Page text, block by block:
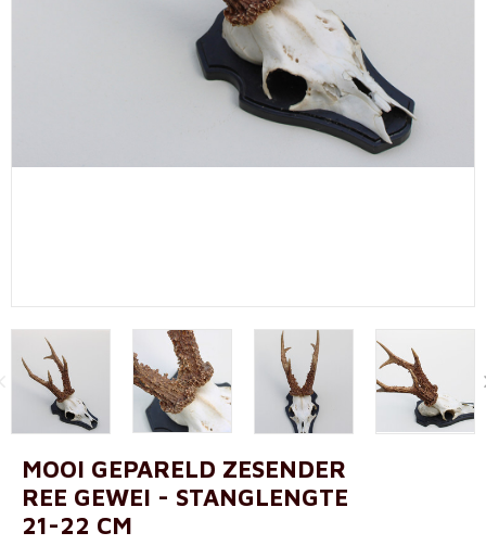
MOOI GEPARELD ZESENDER
REE GEWEI - STANGLENGTE
21-22 CM